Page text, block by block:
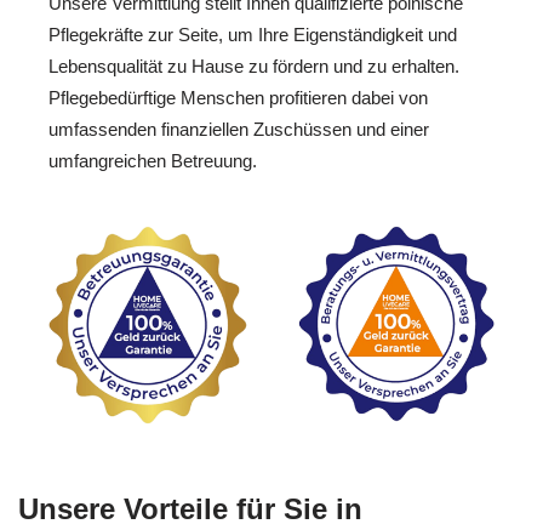
Pflegekräfte zur Seite, um Ihre Eigenständigkeit und
Lebensqualität zu Hause zu fördern und zu erhalten.
Pflegebedürftige Menschen profitieren dabei von
umfassenden finanziellen Zuschüssen und einer
umfangreichen Betreuung.
Unsere Vorteile für Sie in